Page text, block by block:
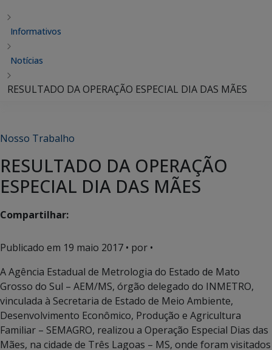
Informativos
Notícias
RESULTADO DA OPERAÇÃO ESPECIAL DIA DAS MÃES
Nosso Trabalho
RESULTADO DA OPERAÇÃO
ESPECIAL DIA DAS MÃES
Compartilhar:
Publicado em 19 maio 2017 • por •
A Agência Estadual de Metrologia do Estado de Mato
Grosso do Sul – AEM/MS, órgão delegado do INMETRO,
vinculada à Secretaria de Estado de Meio Ambiente,
Desenvolvimento Econômico, Produção e Agricultura
Familiar – SEMAGRO, realizou a Operação Especial Dias das
Mães, na cidade de Três Lagoas – MS, onde foram visitados